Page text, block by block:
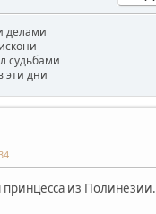
делами
судьбами
эти дни
принцесса из Полинезии.